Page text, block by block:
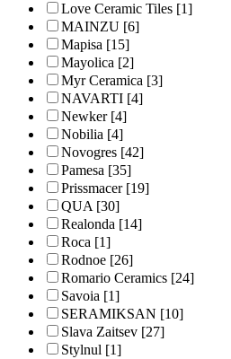
Love Ceramic Tiles [1]
MAINZU [6]
Mapisa [15]
Mayolica [2]
Myr Ceramica [3]
NAVARTI [4]
Newker[4]
Nobilia [4]
Novogres [42]
Pamesa [35]
Prissmacer[19]
QUA[30]
Realonda [14]
Roca [1]
Rodnoe [26]
Romario Ceramics [24]
Savoia [1]
SERAMIKSAN [10]
Slava Zaitsev [27]
Stylnul [1]